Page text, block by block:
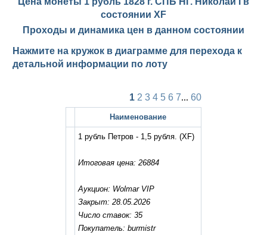
состоянии XF
Проходы и динамика цен в данном состоянии
Нажмите на кружок в диаграмме для перехода к
детальной информации по лоту
1 2 3 4 5 6 7... 60
Наименование
1 рубль Петров - 1,5 рубля. (XF)
Итоговая цена: 26884
Аукцион: Wolmar VIP
Закрыт: 28.05.2026
Число ставок: 35
Покупатель: burmistr